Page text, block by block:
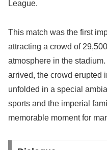
League.
This match was the first
attracting a crowd of
atmosphere in the
arrived, the crowd erupted
unfolded in a special
sports and the imperial
memorable moment for